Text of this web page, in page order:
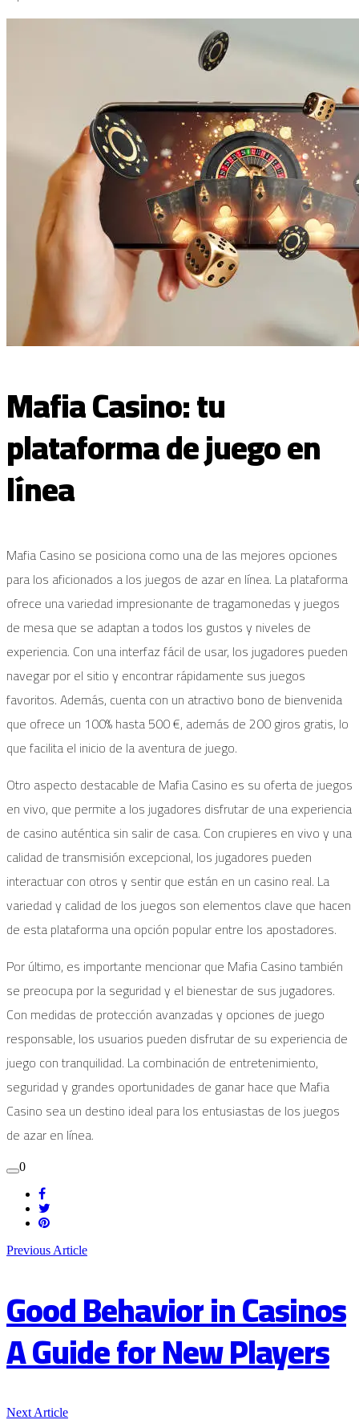
Mafia Casino: tu
plataforma de juego en
línea
Mafia Casino se posiciona como una de las mejores opciones
para los aficionados a los juegos de azar en línea. La plataforma
ofrece una variedad impresionante de tragamonedas y juegos
de mesa que se adaptan a todos los gustos y niveles de
experiencia. Con una interfaz fácil de usar, los jugadores pueden
navegar por el sitio y encontrar rápidamente sus juegos
favoritos. Además, cuenta con un atractivo bono de bienvenida
que ofrece un 100% hasta 500 €, además de 200 giros gratis, lo
que facilita el inicio de la aventura de juego.
Otro aspecto destacable de Mafia Casino es su oferta de juegos
en vivo, que permite a los jugadores disfrutar de una experiencia
de casino auténtica sin salir de casa. Con crupieres en vivo y una
calidad de transmisión excepcional, los jugadores pueden
interactuar con otros y sentir que están en un casino real. La
variedad y calidad de los juegos son elementos clave que hacen
de esta plataforma una opción popular entre los apostadores.
Por último, es importante mencionar que Mafia Casino también
se preocupa por la seguridad y el bienestar de sus jugadores.
Con medidas de protección avanzadas y opciones de juego
responsable, los usuarios pueden disfrutar de su experiencia de
juego con tranquilidad. La combinación de entretenimiento,
seguridad y grandes oportunidades de ganar hace que Mafia
Casino sea un destino ideal para los entusiastas de los juegos
de azar en línea.
0
Previous Article
Good Behavior in Casinos
A Guide for New Players
Next Article